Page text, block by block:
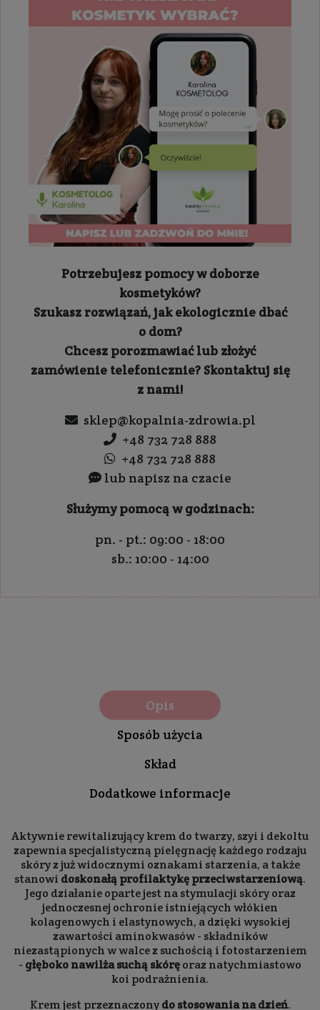
Potrzebujesz pomocy w doborze
kosmetyków?
Szukasz rozwiązań, jak ekologicznie dbać
o dom?
Chcesz porozmawiać lub złożyć
zamówienie telefonicznie? Skontaktuj się
z nami!
sklep@kopalnia-zdrowia.pl
+48 732 728 888
+48 732 728 888
lub napisz na czacie
Służymy pomocą w godzinach:
pn. - pt.: 09:00 - 18:00
sb.: 10:00 - 14:00
Opis
Sposób użycia
Skład
Dodatkowe informacje
Aktywnie rewitalizujący krem do twarzy, szyi i dekoltu
zapewnia specjalistyczną pielęgnację każdego rodzaju
skóry z już widocznymi oznakami starzenia, a także
stanowi doskonałą profilaktykę przeciwstarzeniową.
Jego działanie oparte jest na stymulacji skóry oraz
jednoczesnej ochronie istniejących włókien
kolagenowych i elastynowych, a dzięki wysokiej
zawartości aminokwasów - składników
niezastąpionych w walce z suchością i fotostarzeniem
- głęboko nawilża suchą skóręoraz natychmiastowo
koi podrażnienia.
Krem jest przeznaczonydo stosowania na dzień.